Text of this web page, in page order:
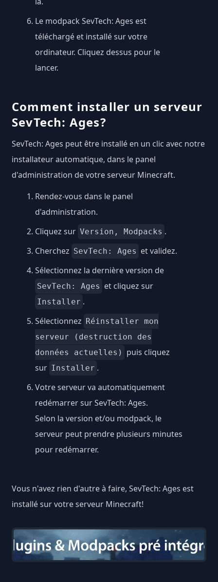
Le modpack SevTech: Ages est
téléchargé et installé sur votre
ordinateur. Cliquez dessus pour le
lancer.
Comment installer un serveur
SevTech: Ages?
SevTech: Ages peut être installé en un clic avec notre
installateur automatique, dans le panel
d'administration de votre serveur Minecraft.
Rendez-vous dans le panel
d'administration.
Cliquez sur Version, Modpacks .
Cherchez SevTech: Ages et validez.
Sélectionnez la dernière version de
SevTech: Ages et cliquez sur
Installer .
Sélectionnez Réinstaller mon
serveur (destruction des
données actuelles)
puis cliquez
sur Installer .
Votre serveur va automatiquement
redémarrer sur SevTech: Ages.
Selon la version et/ou modpack, le
serveur peut prendre plusieurs minutes
pour redémarrer.
Vous n'avez rien d'autre à faire, SevTech: Ages est
installé sur votre serveur Minecraft!